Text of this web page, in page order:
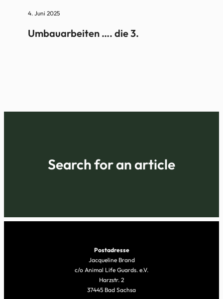
4. Juni 2025
Umbauarbeiten …. die 3.
Search for an article
Postadresse
Jacqueline Brand
c/o Animal Life Guards. e.V.
Harzstr. 2
37445 Bad Sachsa